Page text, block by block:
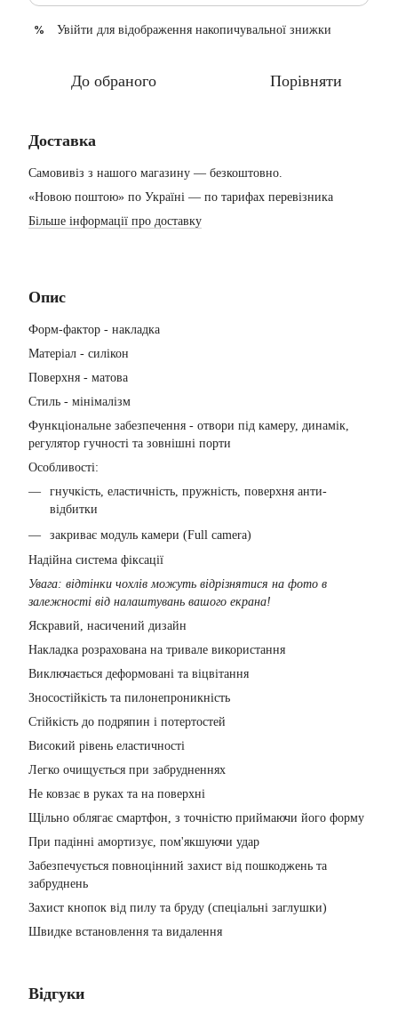
% Увійти для відображення накопичувальної знижки
До обраного Порівняти
Доставка
Самовивіз з нашого магазину — безкоштовно.
«Новою поштою» по Україні — по тарифах перевізника
Більше інформації про доставку
Опис
Форм-фактор - накладка
Матеріал - силікон
Поверхня - матова
Стиль - мінімалізм
Функціональне забезпечення - отвори під камеру, динамік,
регулятор гучності та зовнішні порти
Особливості:
гнучкість, еластичність, пружність, поверхня анти-
відбитки
закриває модуль камери (Full camera)
Надійна система фіксації
Увага: відтінки чохлів можуть відрізнятися на фото в
залежності від налаштувань вашого екрана!
Яскравий, насичений дизайн
Накладка розрахована на тривале використання
Виключається деформовані та віцвітання
Зносостійкість та пилонепроникність
Стійкість до подряпин і потертостей
Високий рівень еластичності
Легко очищується при забрудненнях
Не ковзає в руках та на поверхні
Щільно облягає смартфон, з точністю приймаючи його форму
При падінні амортизує, пом'якшуючи удар
Забезпечується повноцінний захист від пошкоджень та
забруднень
Захист кнопок від пилу та бруду (спеціальні заглушки)
Швидке встановлення та видалення
Відгуки